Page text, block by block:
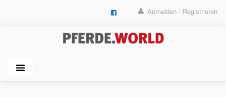
Anmelden / Registrieren